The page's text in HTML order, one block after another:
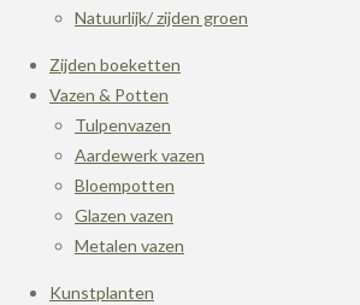
Natuurlijk/ zijden groen
Zijden boeketten
Vazen & Potten
Tulpenvazen
Aardewerk vazen
Bloempotten
Glazen vazen
Metalen vazen
Kunstplanten